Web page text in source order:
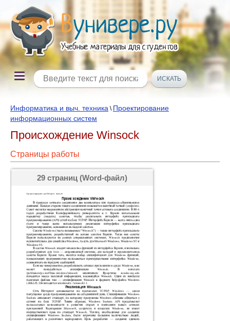
Информатика и выч. техника \ Проектирование
информационных систем
Происхождение Winsock
Страницы работы
29 страниц (Word-файл)